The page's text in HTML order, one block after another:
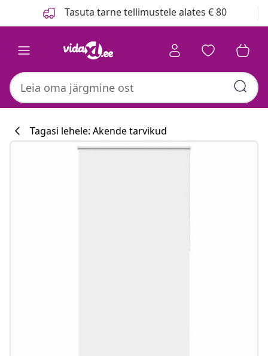
Tasuta tarne tellimustele alates € 80
Tagasi lehele: Akende tarvikud